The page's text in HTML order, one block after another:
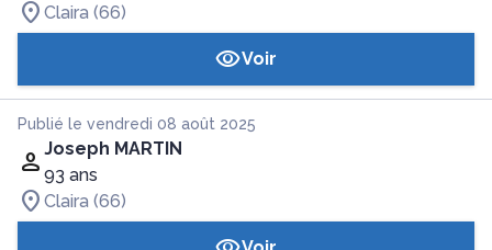
Claira (66)
Voir
Publié le vendredi 08 août 2025
Joseph MARTIN
93 ans
Claira (66)